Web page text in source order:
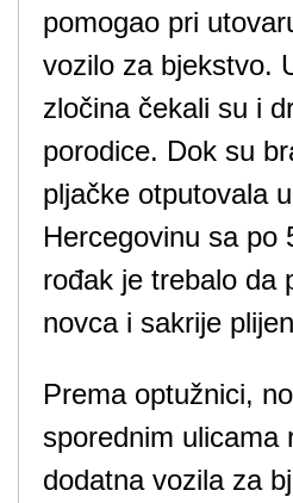
pomogao pri
vozilo za bjekstvo.
zločina čekali su i
porodice. Dok su
pljačke otputovala
Hercegovinu sa po
rođak je trebalo da
novca i sakrije
Prema optužnici,
sporednim ulicama
dodatna vozila za